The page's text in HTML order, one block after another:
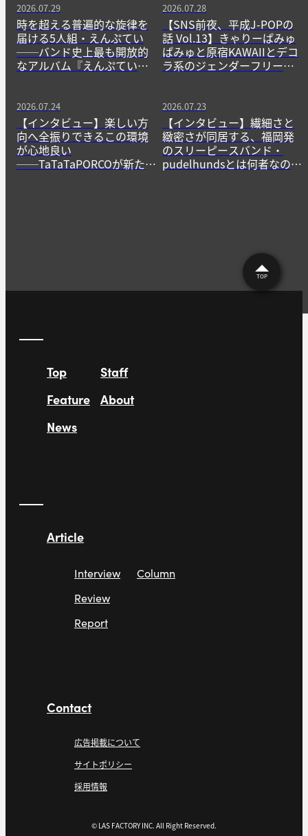
2026.07.29
時を超える普遍的な旋律を
届ける5人組・えんぷてい
──バンド史上最も開放的
なアルバム『えんぷてい』
2026.07.28
【SNS前夜、平成J-POPの
話 Vol.13】きゃりーぱみゅ
ぱみゅと原宿KAWAIIとデコ
ラ系のジェンダーフリーな
2026.07.24
【インタビュー】楽しい方
向へ全振りできるこの環境
が心地良い
──TaTaTaPORCOが新たに
2026.07.23
【インタビュー】繊細さと
緻密さが同居する、福岡発
のスリーピースバンド・
pudelhundsとは何者なの
TOP
Top
Feature
News
Staff
About
Article
Interview
Review
Report
Column
Contact
広告掲載について
サイトポリシー
採用情報
© LAS FACTORY INC. All Right Reserved.